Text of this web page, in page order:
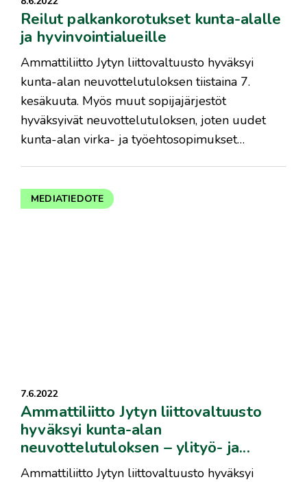
Reilut palkankorotukset kunta-alalle
ja hyvinvointialueille
​Ammattiliitto Jytyn liittovaltuusto hyväksyi
kunta-alan neuvottelutuloksen tiistaina 7.
kesäkuuta. Myös muut sopijajärjestöt
hyväksyivät neuvottelutuloksen, joten uudet
kunta-alan virka- ja työehtosopimukset…
MEDIATIEDOTE
7.6.2022
Ammattiliitto Jytyn liittovaltuusto
hyväksyi kunta-alan
neuvottelutuloksen – ylityö- ja...
​Ammattiliitto Jytyn liittovaltuusto hyväksyi